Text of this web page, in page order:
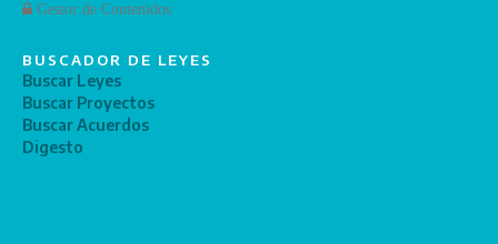
Gestor de Contenidos
BUSCADOR DE LEYES
Buscar Leyes
Buscar Proyectos
Buscar Acuerdos
Digesto